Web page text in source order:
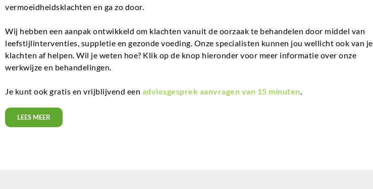
vermoeidheidsklachten en ga zo door.
Wij hebben een aanpak ontwikkeld om klachten vanuit de oorzaak te behandelen door middel van
leefstijlinterventies, suppletie en gezonde voeding. Onze specialisten kunnen jou wellicht ook van je
klachten af helpen. Wil je weten hoe? Klik op de knop hieronder voor meer informatie over onze
werkwijze en behandelingen.
Je kunt ook gratis en vrijblijvend een adviesgesprek aanvragen van 15 minuten.
LEES MEER